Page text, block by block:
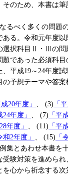
のため、本書は
るべく多くの問題
る。令和元年度
選択科目Ⅱ・Ⅲの問
であった必須科
平成19～24年度
予想テーマや答
成20年度」 、 (3) 「
24年度」 、 (7) 「平
年度」 、 (11) 「平
和2年度」 、 (15) 「
集とあわせ本書を
験対策を進めら
心から祈念する次